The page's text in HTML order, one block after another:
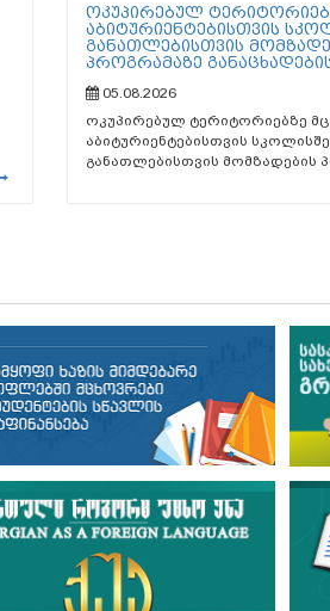
ოკუპირებულ
აბიტურიენტებისთვის
განათლებისთვის
პროგრამაზე
05.08.2026
ოკუპირებულ ტერიტორიებზე
აბიტურიენტებისთვის
განათლებისთვის მომზადების